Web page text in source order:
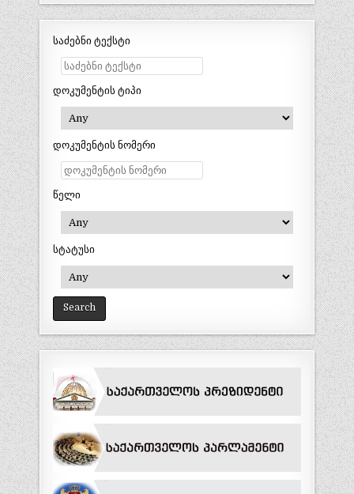
საძებნი ტექსტი
დოკუმენტის ტიპი
დოკუმენტის ნომერი
წელი
სტატუსი